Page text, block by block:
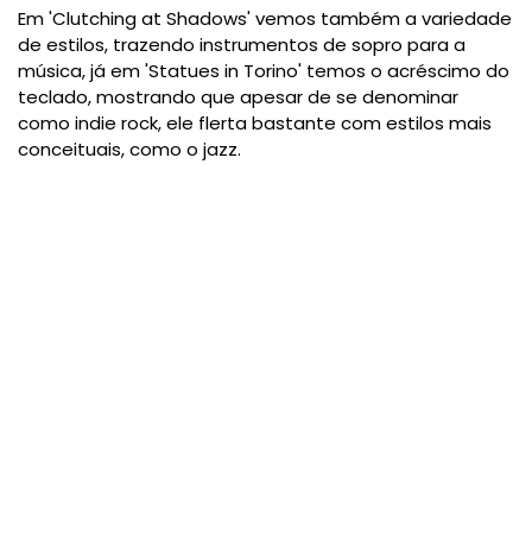
Em 'Clutching at Shadows' vemos também a variedade
de estilos, trazendo instrumentos de sopro para a
música, já em 'Statues in Torino' temos o acréscimo do
teclado, mostrando que apesar de se denominar
como indie rock, ele flerta bastante com estilos mais
conceituais, como o jazz.